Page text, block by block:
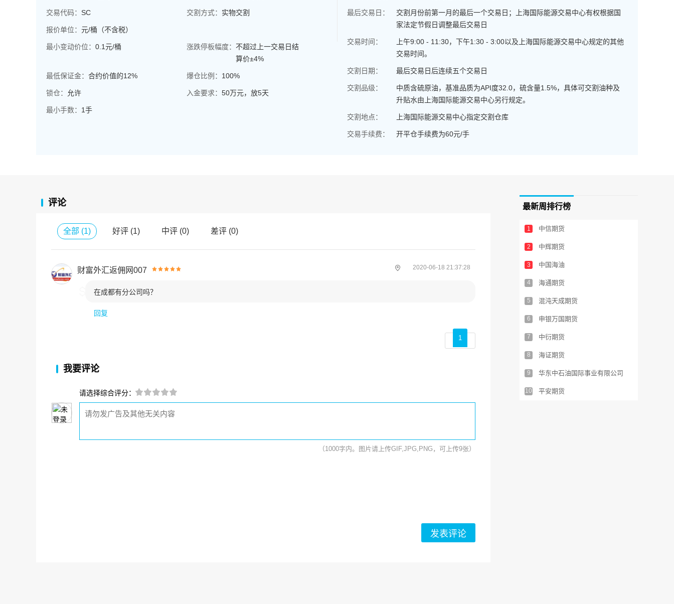
交易代码： SC 交割方式： 实物交割
报价单位： 元/桶（不含税）
最小变动价位： 0.1元/桶 涨跌停板幅度： 不超过上一交易日结
算价±4%
最低保证金： 合约价值的12% 爆仓比例： 100%
锁仓： 允许 入金要求： 50万元，放5天
最小手数： 1手
最后交易日：
交割月份前第一月的最后一个交易日；上海国际能源交易中心有权根据国
家法定节假日调整最后交易日
交易时间：
上午9:00 - 11:30，下午1:30 - 3:00以及上海国际能源交易中心规定的其他
交易时间。
交割日期： 最后交易日后连续五个交易日
交割品级：
中质含硫原油，基准品质为API度32.0，硫含量1.5%，具体可交割油种及
升贴水由上海国际能源交易中心另行规定。
交割地点： 上海国际能源交易中心指定交割仓库
交易手续费： 开平仓手续费为60元/手
评论
全部 (1) 好评 (1) 中评 (0) 差评 (0)
财富外汇返佣网007 2020-06-18 21:37:28
在成都有分公司吗？
回复
1
我要评论
请选择综合评分：
（1000字内。图片请上传GIF,JPG,PNG，可上传9张）
发表评论
最新周排行榜
1 中信期货
2 中辉期货
3 中国海油
4 海通期货
5 混沌天成期货
6 申银万国期货
7 中衍期货
8 海证期货
9 华东中石油国际事业有限公司
10 平安期货